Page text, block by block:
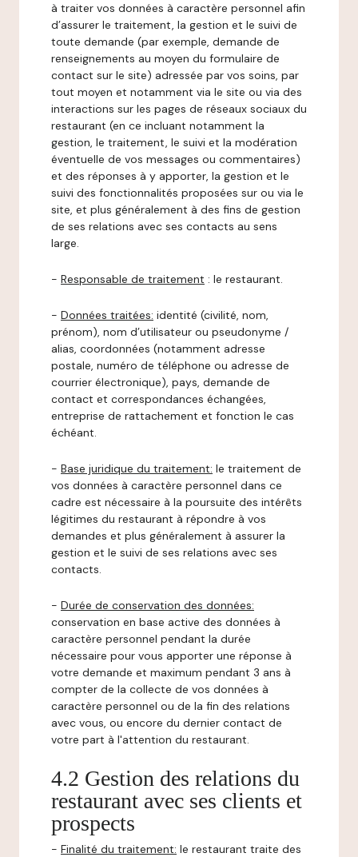
à traiter vos données à caractère personnel afin
d’assurer le traitement, la gestion et le suivi de
toute demande (par exemple, demande de
renseignements au moyen du formulaire de
contact sur le site) adressée par vos soins, par
tout moyen et notamment via le site ou via des
interactions sur les pages de réseaux sociaux du
restaurant (en ce incluant notamment la
gestion, le traitement, le suivi et la modération
éventuelle de vos messages ou commentaires)
et des réponses à y apporter, la gestion et le
suivi des fonctionnalités proposées sur ou via le
site, et plus généralement à des fins de gestion
de ses relations avec ses contacts au sens
large.
- Responsable de traitement : le restaurant.
- Données traitées: identité (civilité, nom,
prénom), nom d’utilisateur ou pseudonyme /
alias, coordonnées (notamment adresse
postale, numéro de téléphone ou adresse de
courrier électronique), pays, demande de
contact et correspondances échangées,
entreprise de rattachement et fonction le cas
échéant.
- Base juridique du traitement: le traitement de
vos données à caractère personnel dans ce
cadre est nécessaire à la poursuite des intérêts
légitimes du restaurant à répondre à vos
demandes et plus généralement à assurer la
gestion et le suivi de ses relations avec ses
contacts.
- Durée de conservation des données:
conservation en base active des données à
caractère personnel pendant la durée
nécessaire pour vous apporter une réponse à
votre demande et maximum pendant 3 ans à
compter de la collecte de vos données à
caractère personnel ou de la fin des relations
avec vous, ou encore du dernier contact de
votre part à l'attention du restaurant.
4.2 Gestion des relations du
restaurant avec ses clients et
prospects
- Finalité du traitement: le restaurant traite des